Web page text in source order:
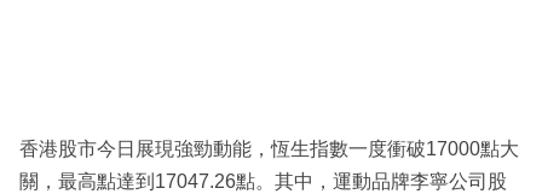
閱
專
香港股市今日展現強勁動能，恆生指數一度衝破17000點大
關，最高點達到17047.26點。其中，運動品牌李寧公司股